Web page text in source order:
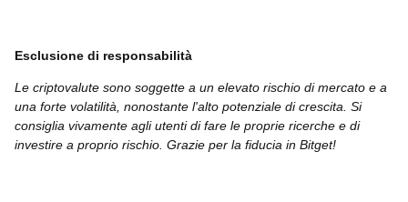
Esclusione di responsabilità
Le criptovalute sono soggette a un elevato rischio di mercato e a
una forte volatilità, nonostante l'alto potenziale di crescita. Si
consiglia vivamente agli utenti di fare le proprie ricerche e di
investire a proprio rischio. Grazie per la fiducia in Bitget!